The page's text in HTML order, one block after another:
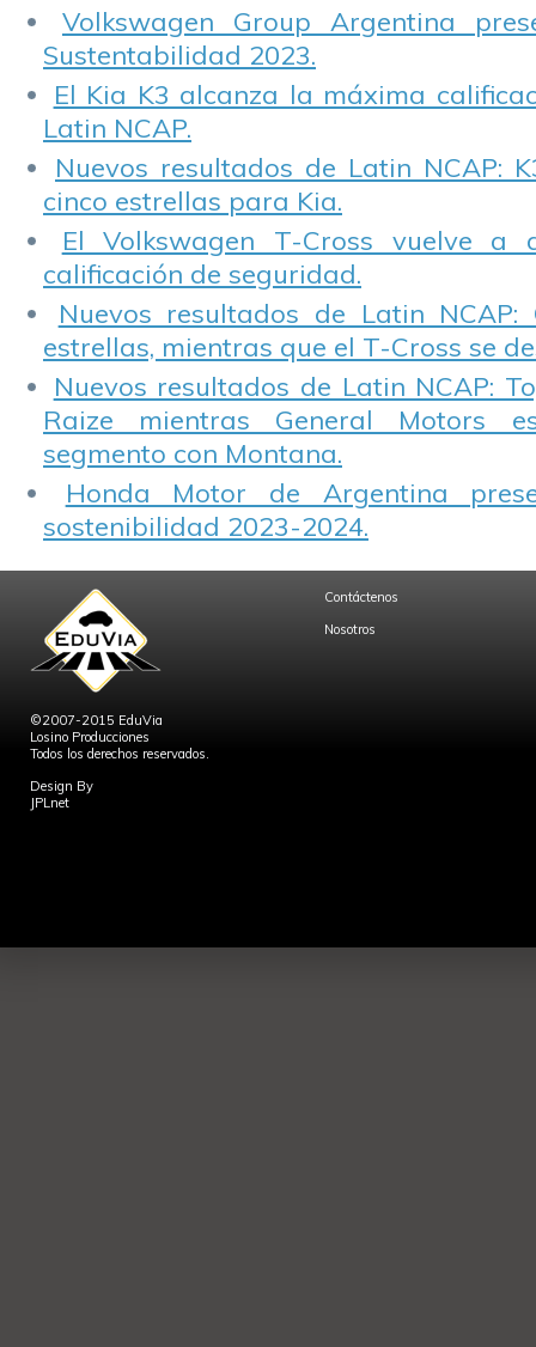
Volkswagen Group Argentina
Sustentabilidad 2023.
El Kia K3 alcanza la máxima
Latin NCAP.
Nuevos resultados de Latin NCAP:
cinco estrellas para Kia.
El Volkswagen T-Cross vuelve a
calificación de seguridad.
Nuevos resultados de Latin NCAP:
estrellas, mientras que el T-Cross se
Nuevos resultados de Latin NCAP:
Raize mientras General Motors
segmento con Montana.
Honda Motor de Argentina
sostenibilidad 2023-2024.
©2007-2015 EduVia
Losino Producciones
Todos los derechos reservados.
Design By
JPLnet
Contáctenos
Nosotros